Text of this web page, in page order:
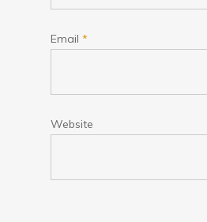
Email *
Website